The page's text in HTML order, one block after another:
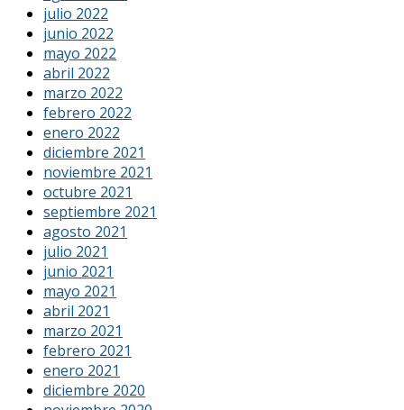
julio 2022
junio 2022
mayo 2022
abril 2022
marzo 2022
febrero 2022
enero 2022
diciembre 2021
noviembre 2021
octubre 2021
septiembre 2021
agosto 2021
julio 2021
junio 2021
mayo 2021
abril 2021
marzo 2021
febrero 2021
enero 2021
diciembre 2020